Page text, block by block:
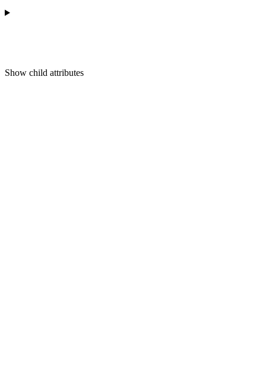
Show child attributes